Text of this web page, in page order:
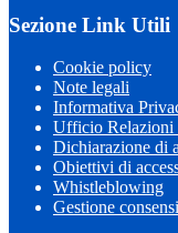
Sezione Link Utili
Cookie policy
Note legali
Informativa
Ufficio Relazioni
Dichiarazione di
Obiettivi di
Whistleblowing
Gestione